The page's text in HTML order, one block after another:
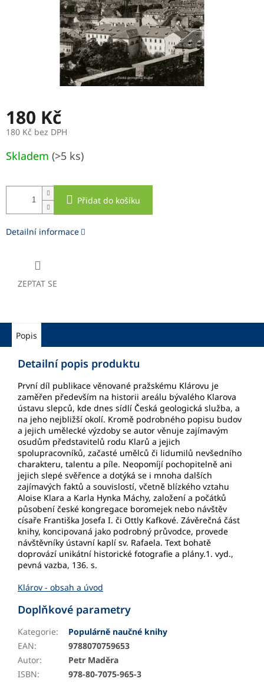
180 Kč
180 Kč bez DPH
cena:
Skladem (>5 ks)
Přidat do košíku
Detailní informace
ZEPTAT SE
Popis
Detailní popis produktu
První díl publikace věnované pražskému Klárovu je
zaměřen především na historii areálu bývalého Klarova
ústavu slepců, kde dnes sídlí Česká geologická služba, a
na jeho nejbližší okolí. Kromě podrobného popisu budov
a jejich umělecké výzdoby se autor věnuje zajímavým
osudům představitelů rodu Klarů a jejich
spolupracovníků, začasté umělců či lidumilů nevšedního
charakteru, talentu a píle. Neopomíjí pochopitelně ani
jejich slepé svěřence a dotýká se i mnoha dalších
zajímavých faktů a souvislostí, včetně blízkého vztahu
Aloise Klara a Karla Hynka Máchy, založení a počátků
působení české kongregace boromejek nebo návštěv
císaře Františka Josefa I. či Ottly Kafkové. Závěrečná část
knihy, koncipovaná jako podrobný průvodce, provede
návštěvníky ústavní kaplí sv. Rafaela. Text bohatě
doprovází unikátní historické fotografie a plány.1. vyd.,
pevná vazba, 136. s.
Klárov - obsah a úvod
Doplňkové parametry
Kategorie:
Populárně naučné knihy
EAN:
9788070759653
Autor:
Petr Maděra
ISBN:
978-80-7075-965-3